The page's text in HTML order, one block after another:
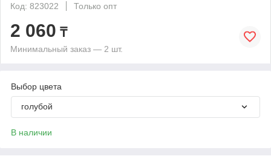
Код: 823022
Только опт
2 060 ₸
Минимальный заказ — 2 шт.
Выбор цвета
голубой
В наличии